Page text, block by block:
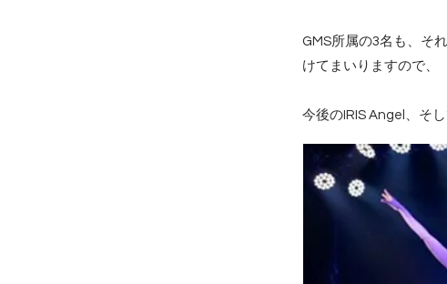
GMS所属の3名も、そ
けてまいりますので、
今後のIRIS Angel、そ